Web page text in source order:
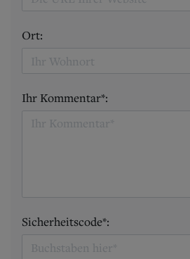
Ort:
Ihr Kommentar*:
Sicherheitscode*: